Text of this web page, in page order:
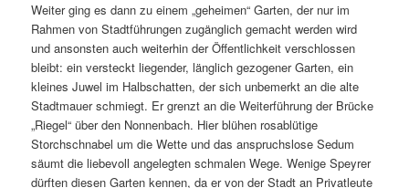
Weiter ging es dann zu einem „geheimen“ Garten, der nur im
Rahmen von Stadtführungen zugänglich gemacht werden wird
und ansonsten auch weiterhin der Öffentlichkeit verschlossen
bleibt: ein versteckt liegender, länglich gezogener Garten, ein
kleines Juwel im Halbschatten, der sich unbemerkt an die alte
Stadtmauer schmiegt. Er grenzt an die Weiterführung der Brücke
„Riegel“ über den Nonnenbach. Hier blühen rosablütige
Storchschnabel um die Wette und das anspruchslose Sedum
säumt die liebevoll angelegten schmalen Wege. Wenige Speyrer
dürften diesen Garten kennen, da er von der Stadt an Privatleute